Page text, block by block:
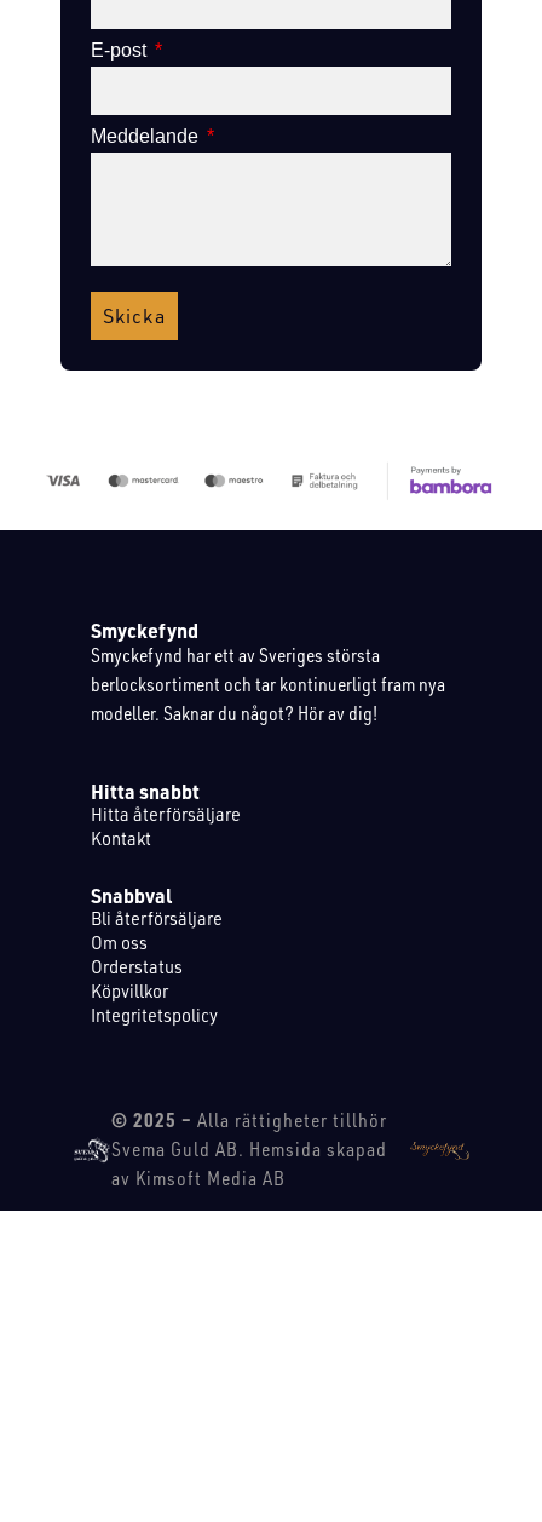
E-post
Meddelande
Skicka
Smyckefynd
Smyckefynd har ett av Sveriges största
berlocksortiment och tar kontinuerligt fram nya
modeller. Saknar du något? Hör av dig!
Hitta snabbt
Hitta återförsäljare
Kontakt
Snabbval
Bli återförsäljare
Om oss
Orderstatus
Köpvillkor
Integritetspolicy
© 2025 – Alla rättigheter tillhör
Svema Guld AB. Hemsida skapad
av Kimsoft Media AB